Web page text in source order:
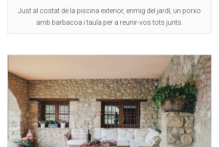
Just al costat de la piscina exterior, enmig del jardí, un porxo
amb barbacoa i taula per a reunir-vos tots junts.